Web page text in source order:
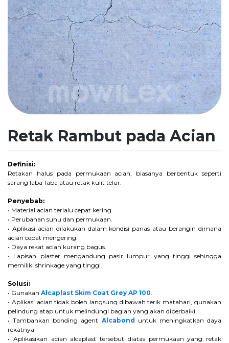
Retak Rambut pada Acian
Definisi:
Retakan halus pada permukaan acian, biasanya berbentuk seperti
sarang laba-laba atau retak kulit telur.
Penyebab:
• Material acian terlalu cepat kering.
• Perubahan suhu dan permukaan.
• Aplikasi acian dilakukan dalam kondisi panas atau berangin dimana
acian cepat mengering.
• Daya rekat acian kurang bagus.
• Lapisan plaster mengandung pasir lumpur yang tinggi sehingga
memiliki shrinkage yang tinggi.
Solusi:
• Gunakan Alcaplast Skim Coat Grey AP 100.
• Aplikasi acian tidak boleh langsung dibawah terik matahari, gunakan
pelindung atap untuk melindungi bagian yang akan diperbaiki.
• Tambahkan bonding agent Alcabond untuk meningkatkan daya
rekatnya
• Aplikasikan acian alcaplast tersebut diatas permukaan yang retak